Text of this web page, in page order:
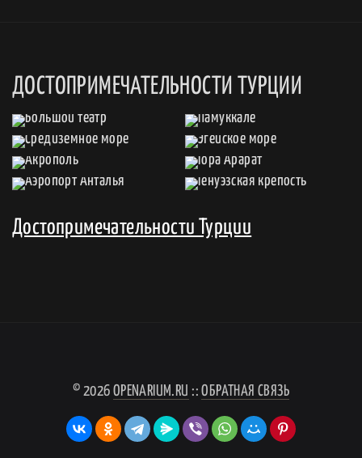
ДОСТОПРИМЕЧАТЕЛЬНОСТИ ТУРЦИИ
Достопримечательности Турции
© 2026 OPENARIUM.RU ::ОБРАТНАЯ СВЯЗЬ